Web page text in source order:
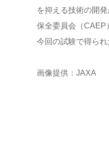
を抑える技術の開
保全委員会（CAEP
今回の試験で得ら
画像提供：JAXA